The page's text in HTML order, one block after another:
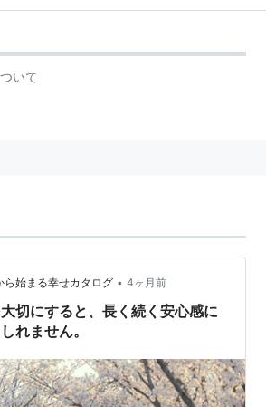
いて
ら始まる幸せカタログ • 4ヶ月前
大切にすると、長く続く安心感に
れません。